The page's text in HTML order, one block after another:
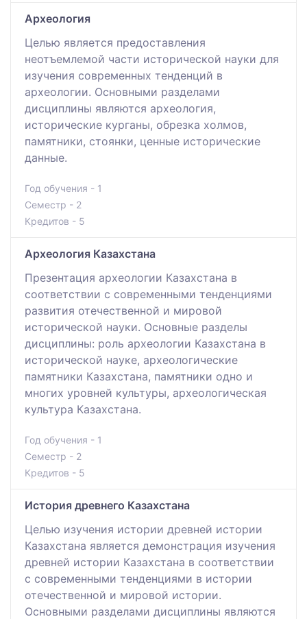
Археология
Целью является предоставления
неотъемлемой части исторической науки для
изучения современных тенденций в
археологии. Основными разделами
дисциплины являются археология,
исторические курганы, обрезка холмов,
памятники, стоянки, ценные исторические
данные.
Год обучения - 1
Семестр - 2
Кредитов - 5
Археология Казахстана
Презентация археологии Казахстана в
соответствии с современными тенденциями
развития отечественной и мировой
исторической науки. Основные разделы
дисциплины: роль археологии Казахстана в
исторической науке, археологические
памятники Казахстана, памятники одно и
многих уровней культуры, археологическая
культура Казахстана.
Год обучения - 1
Семестр - 2
Кредитов - 5
История древнего Казахстана
Целью изучения истории древней истории
Казахстана является демонстрация изучения
древней истории Казахстана в соответствии
с современными тенденциями в истории
отечественной и мировой истории.
Основными разделами дисциплины являются